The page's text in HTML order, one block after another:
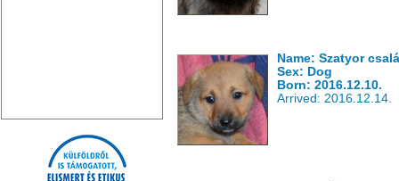
Name: Szatyor
Sex: Dog
Born: 2016.12.10.
Arrived: 2016.12.14.